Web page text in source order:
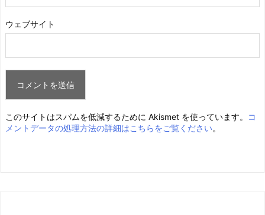
ウェブサイト
このサイトはスパムを低減するために Akismet を使っています。
コ
メントデータの処理方法の詳細はこちらをご覧ください。